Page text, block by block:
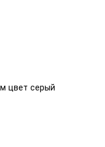
цвет серый